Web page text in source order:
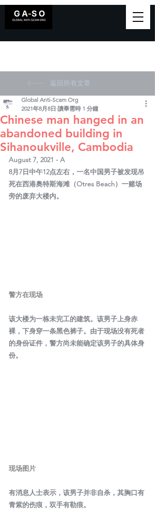
返回所有文章
Chinese man hanged in an
abandoned building in
Sihanoukville, Cambodia
Global Anti-Scam Org
2021年8月8日 讀畢需時 1 分鐘
August 7, 2021 - A
8月7日中午12点左右，一名中国男子被发现吊
死在西港奥特斯海滩（Otres Beach）一赌场
旁的废弃大楼内。
警方在现场
该大楼为一栋未完工的建筑。该男子上身赤
裸，下身穿一条黑色裤子。由于现场没有死者
的身份证件，警方尚未能确定该男子的具体身
份。
现场图片
有消息人士表示，该男子并非自杀，其胸口有
青紫的伤痕，双手有勒痕。